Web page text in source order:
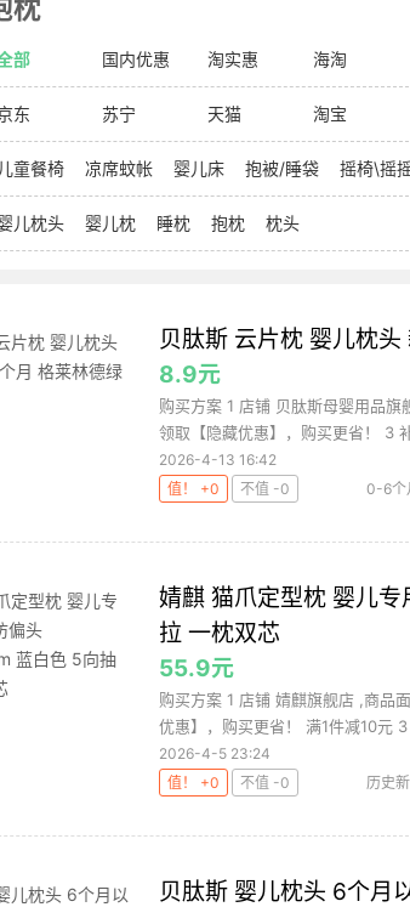
枕
部 国内优惠 淘实惠 海淘
东 苏宁 天猫 淘宝
儿童餐椅 凉席蚊帐 婴儿床 抱被/睡袋 摇椅\摇
儿枕头 婴儿枕 睡枕 抱枕 枕头
贝肽斯 云片枕 婴儿枕
8.9元
购买方案 1 店铺 贝肽斯母婴用品
领取【隐藏优惠】，购买更省！ 3
2026-4-13 16:42
值！ +0
不值 -0 0-6个
婧麒 猫爪定型枕 婴儿
拉 一枕双芯
55.9元
购买方案 1 店铺 婧麒旗舰店 ,商品
优惠】，购买更省！ 满1件减10元
2026-4-5 23:24
值！ +0
不值 -0 历史
贝肽斯 婴儿枕头 6个月